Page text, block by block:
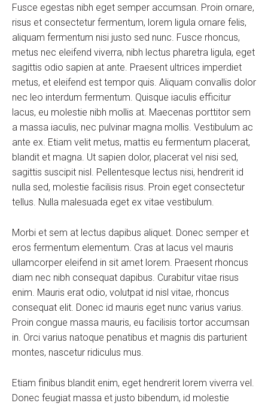
Fusce egestas nibh eget semper accumsan. Proin ornare,
risus et consectetur fermentum, lorem ligula ornare felis,
aliquam fermentum nisi justo sed nunc. Fusce rhoncus,
metus nec eleifend viverra, nibh lectus pharetra ligula, eget
sagittis odio sapien at ante. Praesent ultrices imperdiet
metus, et eleifend est tempor quis. Aliquam convallis dolor
nec leo interdum fermentum. Quisque iaculis efficitur
lacus, eu molestie nibh mollis at. Maecenas porttitor sem
a massa iaculis, nec pulvinar magna mollis. Vestibulum ac
ante ex. Etiam velit metus, mattis eu fermentum placerat,
blandit et magna. Ut sapien dolor, placerat vel nisi sed,
sagittis suscipit nisl. Pellentesque lectus nisi, hendrerit id
nulla sed, molestie facilisis risus. Proin eget consectetur
tellus. Nulla malesuada eget ex vitae vestibulum.
Morbi et sem at lectus dapibus aliquet. Donec semper et
eros fermentum elementum. Cras at lacus vel mauris
ullamcorper eleifend in sit amet lorem. Praesent rhoncus
diam nec nibh consequat dapibus. Curabitur vitae risus
enim. Mauris erat odio, volutpat id nisl vitae, rhoncus
consequat elit. Donec id mauris eget nunc varius varius.
Proin congue massa mauris, eu facilisis tortor accumsan
in. Orci varius natoque penatibus et magnis dis parturient
montes, nascetur ridiculus mus.
Etiam finibus blandit enim, eget hendrerit lorem viverra vel.
Donec feugiat massa et justo bibendum, id molestie